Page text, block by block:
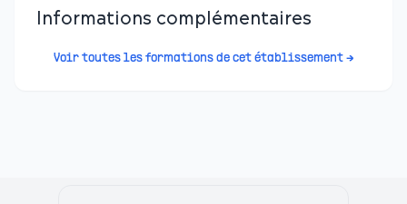
Informations complémentaires
Voir toutes les formations de cet établissement →